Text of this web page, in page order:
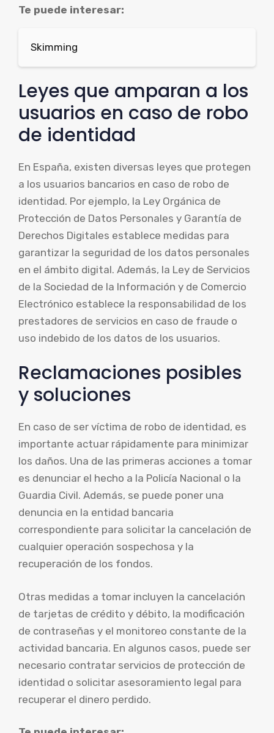
Te puede interesar:
Skimming
Leyes que amparan a los
usuarios en caso de robo
de identidad
En España, existen diversas leyes que protegen
a los usuarios bancarios en caso de robo de
identidad. Por ejemplo, la Ley Orgánica de
Protección de Datos Personales y Garantía de
Derechos Digitales establece medidas para
garantizar la seguridad de los datos personales
en el ámbito digital. Además, la Ley de Servicios
de la Sociedad de la Información y de Comercio
Electrónico establece la responsabilidad de los
prestadores de servicios en caso de fraude o
uso indebido de los datos de los usuarios.
Reclamaciones posibles
y soluciones
En caso de ser víctima de robo de identidad, es
importante actuar rápidamente para minimizar
los daños. Una de las primeras acciones a tomar
es denunciar el hecho a la Policía Nacional o la
Guardia Civil. Además, se puede poner una
denuncia en la entidad bancaria
correspondiente para solicitar la cancelación de
cualquier operación sospechosa y la
recuperación de los fondos.
Otras medidas a tomar incluyen la cancelación
de tarjetas de crédito y débito, la modificación
de contraseñas y el monitoreo constante de la
actividad bancaria. En algunos casos, puede ser
necesario contratar servicios de protección de
identidad o solicitar asesoramiento legal para
recuperar el dinero perdido.